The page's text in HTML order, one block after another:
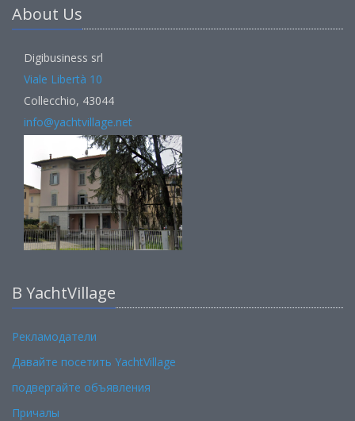
About Us
Digibusiness srl
Viale Libertà 10
Collecchio, 43044
info@yachtvillage.net
В YachtVillage
Рекламодатели
Давайте посетить YachtVillage
подвергайте объявления
Причалы